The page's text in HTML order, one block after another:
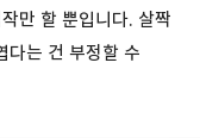
만 할 뿐입니다. 살짝
다는 건 부정할 수